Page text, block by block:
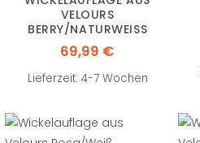
VELOURS
BERRY/NATURWEISS
69,99 €
Lieferzeit: 4-7 Wochen